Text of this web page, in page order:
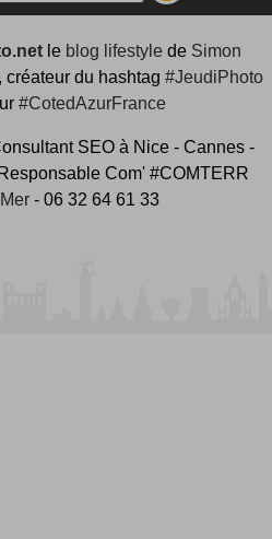
le blog lifestylede Simon
du hashtag #JeudiPhoto
#CotedAzurFrance
SEO à Nice - Cannes -
Com' #COMTERR
- 06 32 64 61 33